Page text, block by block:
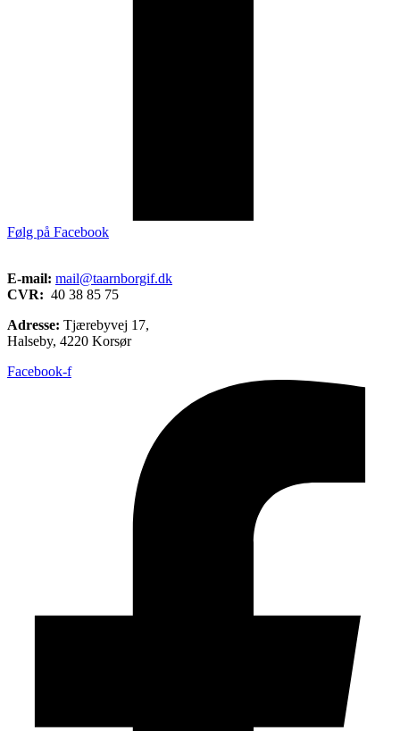
Følg på Facebook
E-mail: mail@taarnborgif.dk
CVR: 40 38 85 75
Adresse: Tjærebyvej 17,
Halseby, 4220 Korsør
Facebook-f